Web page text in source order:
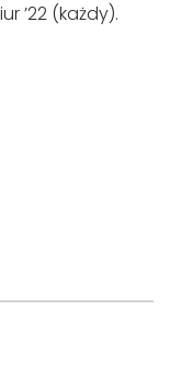
’22 (każdy).